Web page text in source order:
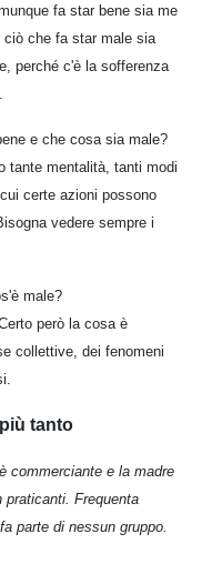
fa star bene sia me
che fa star male sia
perché c'è la sofferenza
e che cosa sia male?
tante mentalità, tanti modi
certe azioni possono
vedere sempre i
male?
però la cosa è
collettive, dei fenomeni
tanto
commerciante e la madre
Frequenta
parte di nessun gruppo.